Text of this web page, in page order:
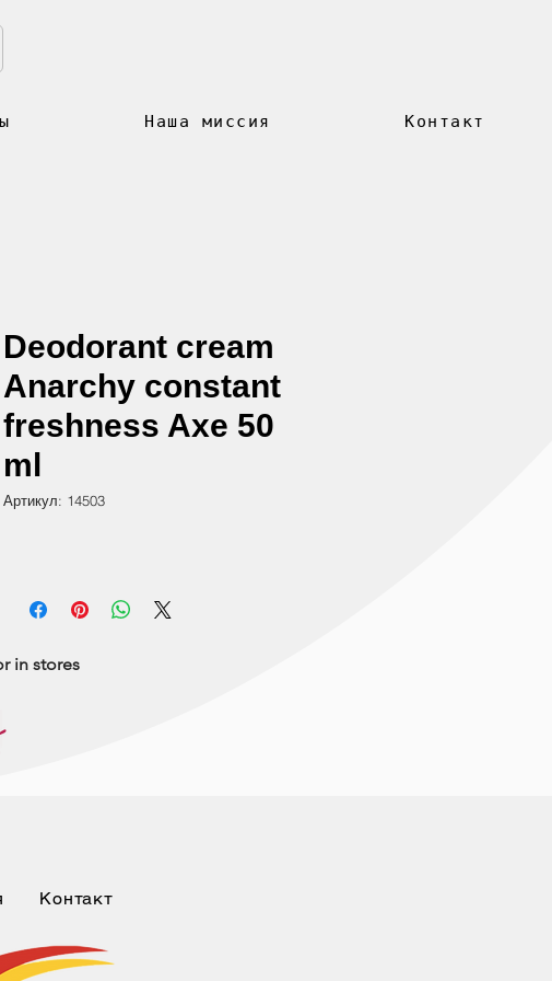
Наша миссия Контакт
Deodorant cream
Anarchy constant
freshness Axe 50
ml
Артикул: 14503
in stores
Контакт